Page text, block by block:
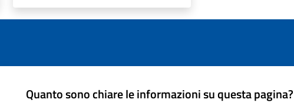
Quanto sono chiare le informazioni su questa pagina?